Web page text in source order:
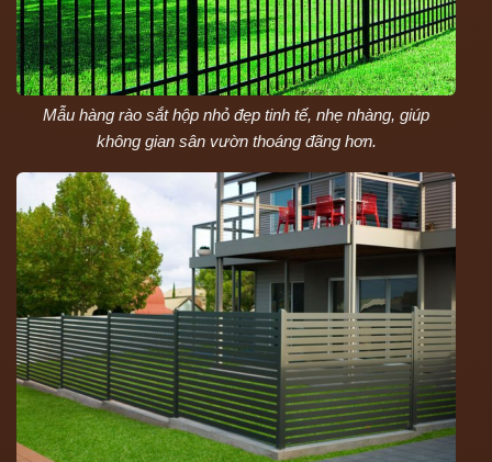
Mẫu hàng rào sắt hộp nhỏ đẹp tinh tế, nhẹ nhàng, giúp
không gian sân vườn thoáng đãng hơn.